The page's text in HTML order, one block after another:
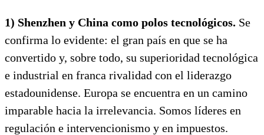
1) Shenzhen y China como polos tecnológicos. Se
confirma lo evidente: el gran país en que se ha
convertido y, sobre todo, su superioridad tecnológica
e industrial en franca rivalidad con el liderazgo
estadounidense. Europa se encuentra en un camino
imparable hacia la irrelevancia. Somos líderes en
regulación e intervencionismo y en impuestos.